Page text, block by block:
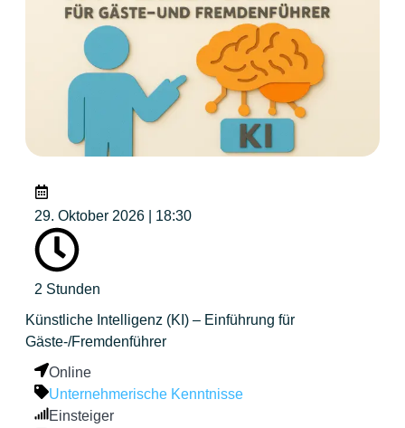
29. Oktober 2026 | 18:30
2 Stunden
Künstliche Intelligenz (KI) – Einführung für
Gäste-/Fremdenführer
Online
Unternehmerische Kenntnisse
Einsteiger